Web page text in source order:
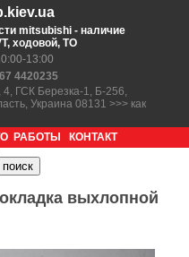
mitsubishi - наличие
ходовой, ТО
13:00
4420235
ГСК Березка-1, Б-256,
Украина 08131 >>> как
РАБОТЫ КОНТАКТ
выхлопной